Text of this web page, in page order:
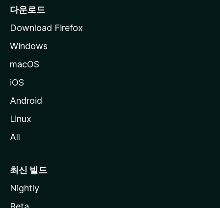
다운로드
Download Firefox
Windows
macOS
iOS
Android
Linux
All
최신 빌드
Nightly